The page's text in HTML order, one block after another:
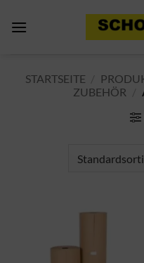
Inhalt
STARTSEITE
ZUBEHÖR